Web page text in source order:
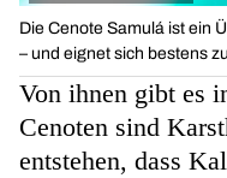
Die Cenote Samulá ist ein
– und eignet sich bestens
Von ihnen gibt es
Cenoten sind
entstehen, dass